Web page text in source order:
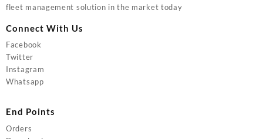
fleet management solution in the market today
Connect With Us
Facebook
Twitter
Instagram
Whatsapp
End Points
Orders